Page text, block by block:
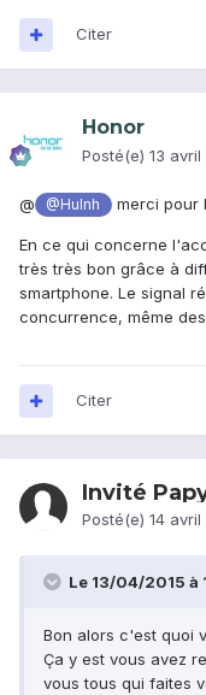
Citer
Honor
Posté(e) 13 avril
@ @Hulnh merci pour
En ce qui concerne
très très bon grâce à
smartphone. Le signal
concurrence, même
Citer
Invité
Posté(e) 14 avril
Le 13/04/2015 à
Bon alors c'est quoi
Ça y est vous avez
vous tous qui faites